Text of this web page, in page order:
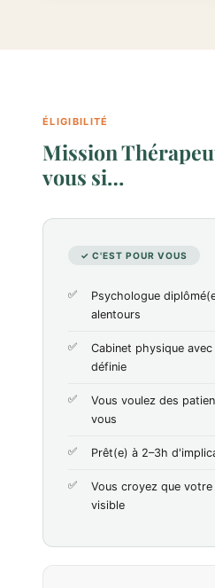
ÉLIGIBILITÉ
Mission
vous si…
✓ C'EST POUR VOUS
Psychologue
alentours
Cabinet physique
définie
Vous voulez des
vous
Prêt(e) à 2–3h
Vous croyez que
visible